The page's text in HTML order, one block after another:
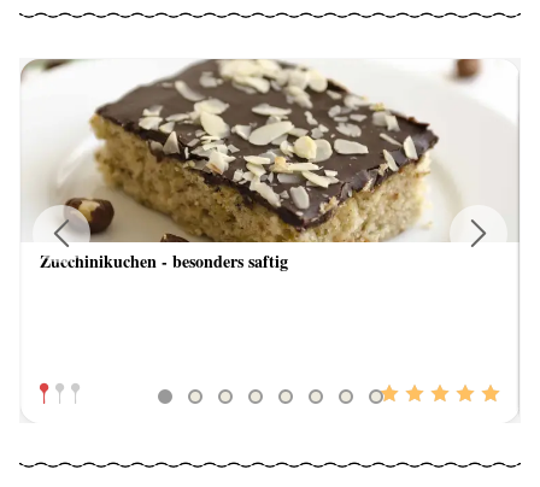
Zucchinikuchen - besonders saftig
Previous